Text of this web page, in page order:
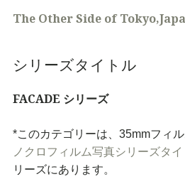
The Other Side of
シリーズタイトル
FACADE シリーズ
*このカテゴリーは、35mmフィ
ノクロフィルム写真シリーズタ
リーズにあります。